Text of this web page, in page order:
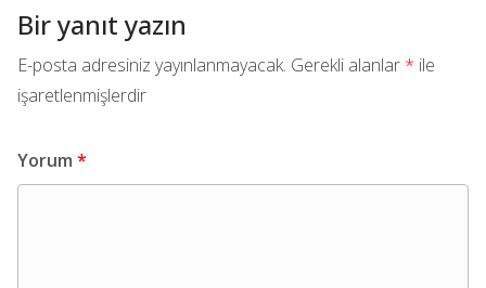
Bir yanıt yazın
E-posta adresiniz yayınlanmayacak. Gerekli alanlar * ile
işaretlenmişlerdir
Yorum *